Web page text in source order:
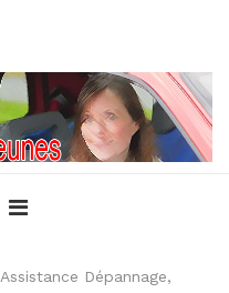
Assistance Dépannage,